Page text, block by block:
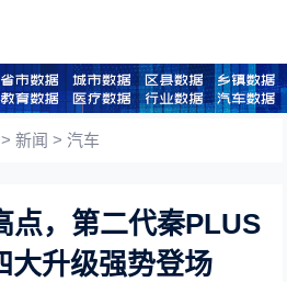
>新闻 >汽车
点，第二代秦PLUS
大升级强势登场